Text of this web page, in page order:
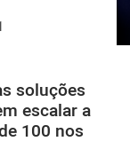
soluções
escalar a
100 nos